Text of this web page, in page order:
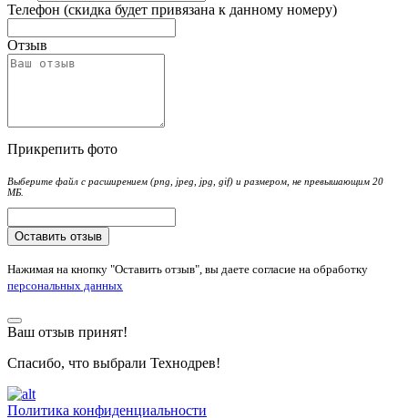
Телефон (скидка будет привязана к данному номеру)
Отзыв
Прикрепить фото
Выберите файл с расширением (png, jpeg, jpg, gif) и размером, не превышающим 20
МБ.
Оставить отзыв
Нажимая на кнопку "Оставить отзыв", вы даете согласие на обработку
персональных данных
Ваш отзыв принят!
Спасибо, что выбрали Технодрев!
Политика конфиденциальности